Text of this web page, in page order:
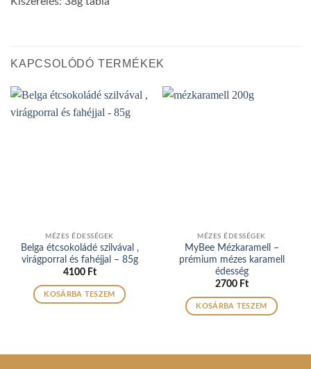
KAPCSOLÓDÓ TERMÉKEK
MÉZES ÉDESSÉGEK
Belga étcsokoládé szilvával ,
virágporral és fahéjjal – 85g
4100 Ft
KOSÁRBA TESZEM
MÉZES ÉDESSÉGEK
MyBee Mézkaramell –
prémium mézes karamell
édesség
2700 Ft
KOSÁRBA TESZEM